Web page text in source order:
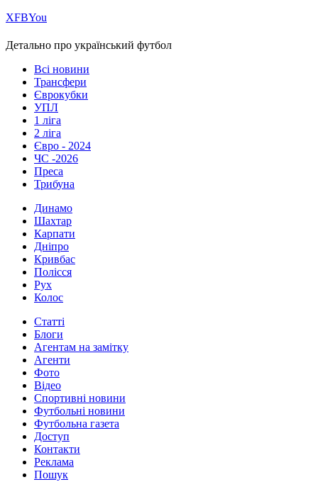
ХFBYou
Детально про український футбол
Всі новини
Трансфери
Єврокубки
УПЛ
1 ліга
2 ліга
Євро - 2024
ЧС -2026
Преса
Трибуна
Динамо
Шахтар
Карпати
Дніпро
Кривбас
Полісся
Рух
Колос
Статті
Блоги
Агентам на замітку
Агенти
Фото
Відео
Спортивні новини
Футбольні новини
Футбольна газета
Доступ
Контакти
Реклама
Пошук